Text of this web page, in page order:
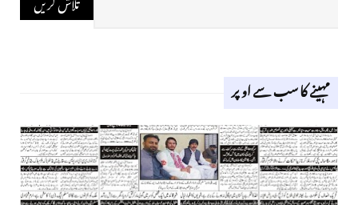
مہینے کا سب سے اوپر